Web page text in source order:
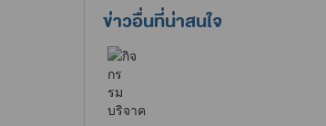
ข่าวอื่นที่น่าสนใจ